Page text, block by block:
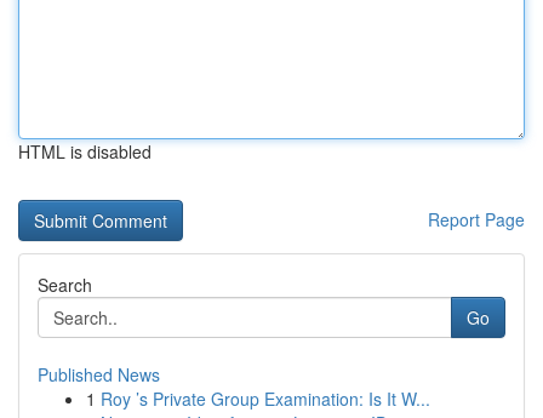
HTML is disabled
Report Page
Search
Go
Published News
1 Roy ’s Private Group Examination: Is It W...